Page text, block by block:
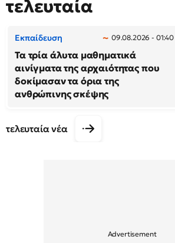
τελευταία
Εκπαίδευση 09.08.2026 - 01:40
Τα τρία άλυτα μαθηματικά
αινίγματα της αρχαιότητας που
δοκίμασαν τα όρια της
ανθρώπινης σκέψης
τελευταία νέα